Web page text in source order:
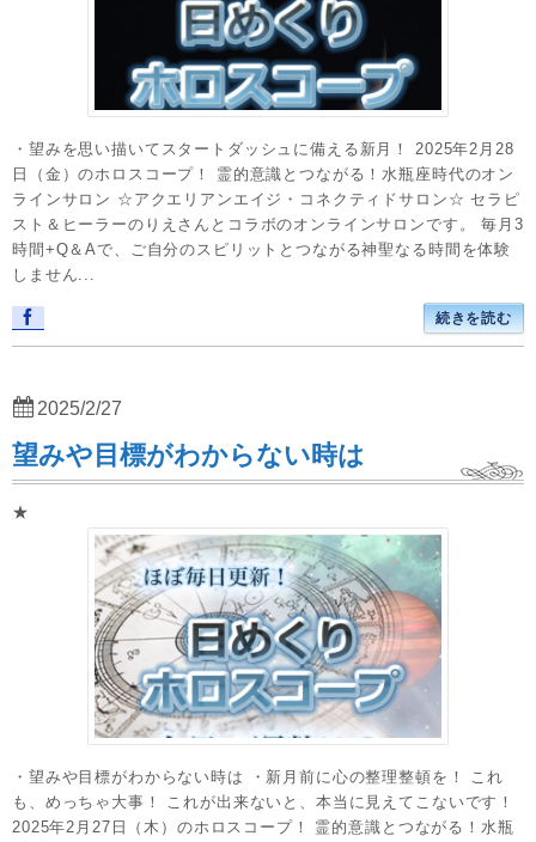
・望みを思い描いてスタートダッシュに備える新月！ 2025年2月28
日（金）のホロスコープ！ 霊的意識とつながる！水瓶座時代のオン
ラインサロン ☆アクエリアンエイジ・コネクティドサロン☆ セラピ
スト＆ヒーラーのりえさんとコラボのオンラインサロンです。 毎月3
時間+Q＆Aで、ご自分のスピリットとつながる神聖なる時間を体験
しません...
続きを読む
望みや目標がわからない時は
★
・望みや目標がわからない時は ・新月前に心の整理整頓を！ これ
も、めっちゃ大事！ これが出来ないと、本当に見えてこないです！
2025年2月27日（木）のホロスコープ！ 霊的意識とつながる！水瓶
2025/2/27